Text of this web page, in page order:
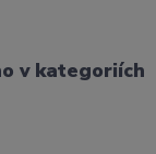
v kategoriích